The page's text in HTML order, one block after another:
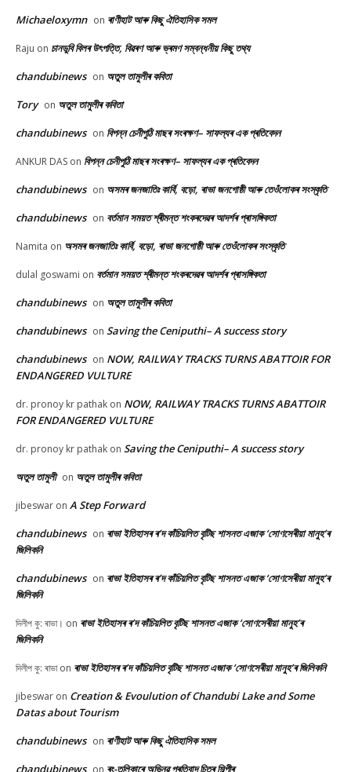
Michaeloxymn on ৰাণীহাট আৰু কিছু ঐতিহাসিক সমল
Raju on চানডুবি বিলৰ উৎপত্তি, বিৱৰণ আৰু ভ্ৰমণ সম্বন্ধনীয় কিছু তথ্য
chandubinews on অতুল তামুলীৰ কবিতা
Tory on অতুল তামুলীৰ কবিতা
chandubinews on বিপন্ন চেনীপুঠি মাছৰ সংৰক্ষণ– সাফল্যৰ এক প্ৰতিবেদন
ANKUR DAS on বিপন্ন চেনীপুঠি মাছৰ সংৰক্ষণ– সাফল্যৰ এক প্ৰতিবেদন
chandubinews on অসমৰ জনজাতিঃ কাৰ্বি, বড়ো, ৰাভা জনগোষ্ঠী আৰু তেওঁলোকৰ সংস্কৃতি
chandubinews on বৰ্তমান সময়ত শ্ৰীমন্ত শংকৰদেৱৰ আদৰ্শৰ প্ৰাসঙ্গিকতা
Namita on অসমৰ জনজাতিঃ কাৰ্বি, বড়ো, ৰাভা জনগোষ্ঠী আৰু তেওঁলোকৰ সংস্কৃতি
dulal goswami on বৰ্তমান সময়ত শ্ৰীমন্ত শংকৰদেৱৰ আদৰ্শৰ প্ৰাসঙ্গিকতা
chandubinews on অতুল তামুলীৰ কবিতা
chandubinews on Saving the Ceniputhi– A success story
chandubinews on NOW, RAILWAY TRACKS TURNS ABATTOIR FOR
ENDANGERED VULTURE
dr. pronoy kr pathak on NOW, RAILWAY TRACKS TURNS ABATTOIR
FOR ENDANGERED VULTURE
dr. pronoy kr pathak on Saving the Ceniputhi– A success story
অতুল তামুলী on অতুল তামুলীৰ কবিতা
jibeswar on A Step Forward
chandubinews on ৰাভা ইতিহাসৰ ৰ’দ কাঁচিয়লিত বৃটিছ শাসনত এজাক ‘সোণসেৰীয়া মানুহ’ৰ
জিলিকনি
chandubinews on ৰাভা ইতিহাসৰ ৰ’দ কাঁচিয়লিত বৃটিছ শাসনত এজাক ‘সোণসেৰীয়া মানুহ’ৰ
জিলিকনি
দিলীপ কু: ৰাভা। on ৰাভা ইতিহাসৰ ৰ’দ কাঁচিয়লিত বৃটিছ শাসনত এজাক ‘সোণসেৰীয়া মানুহ’ৰ
জিলিকনি
দিলীপ কু: ৰাভাon ৰাভা ইতিহাসৰ ৰ’দ কাঁচিয়লিত বৃটিছ শাসনত এজাক ‘সোণসেৰীয়া মানুহ’ৰ জিলিকনি
jibeswar on Creation & Evoulution of Chandubi Lake and Some
Datas about Tourism
chandubinews on ৰাণীহাট আৰু কিছু ঐতিহাসিক সমল
chandubinews
ৰং-তুলিকাৰে অভিনৱ প্ৰতিবাদ চিত্ৰ শিল্পীৰ